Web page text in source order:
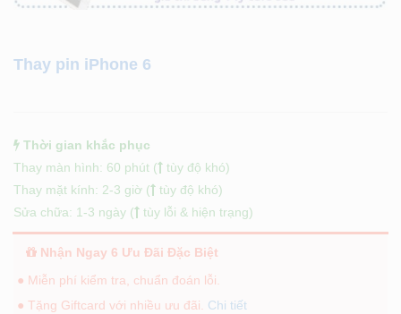
Thay pin iPhone 6
Thời gian khắc phục
Thay màn hình: 60 phút (
tùy độ khó)
Thay mặt kính: 2-3 giờ (
tùy độ khó)
Sửa chữa: 1-3 ngày (
tùy lỗi & hiện trạng)
Nhận Ngay 6 Ưu Đãi Đặc Biệt
● Miễn phí kiểm tra, chuẩn đoán lỗi.
● Tặng Giftcard với nhiều ưu đãi. Chi tiết